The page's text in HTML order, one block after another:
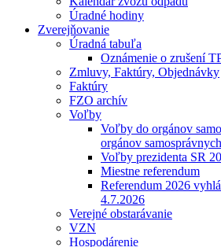
Úradné hodiny
Zverejňovanie
Úradná tabuľa
Oznámenie o zrušení
Zmluvy, Faktúry, Objednávky
Faktúry
FZO archív
Voľby
Voľby do orgánov
orgánov
Voľby prezidenta SR
Miestne referendum
Referendum 2026
4.7.2026
Verejné obstarávanie
VZN
Hospodárenie